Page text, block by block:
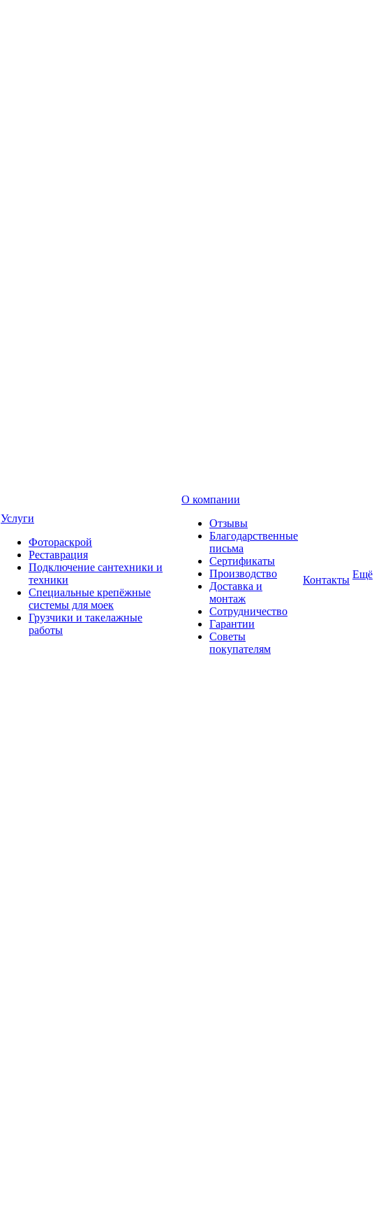
Услуги
Фотораскрой
Реставрация
Подключение сантехники и
техники
Специальные крепёжные
системы для моек
Грузчики и такелажные
работы
О компании
Отзывы
Благодарственные
письма
Сертификаты
Производство
Доставка и
монтаж
Сотрудничество
Гарантии
Советы
покупателям
Контакты Ещё